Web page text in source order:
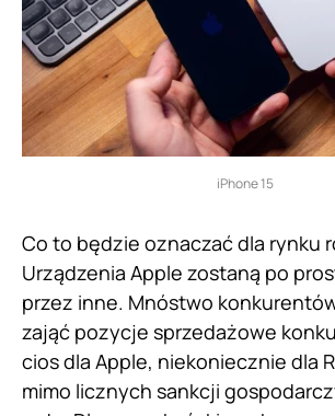
iPhone 15
Co to będzie oznaczać dla rynku
Urządzenia Apple zostaną po
przez inne. Mnóstwo
zająć pozycje sprzedażowe
cios dla Apple, niekoniecznie dla
mimo licznych sankcji